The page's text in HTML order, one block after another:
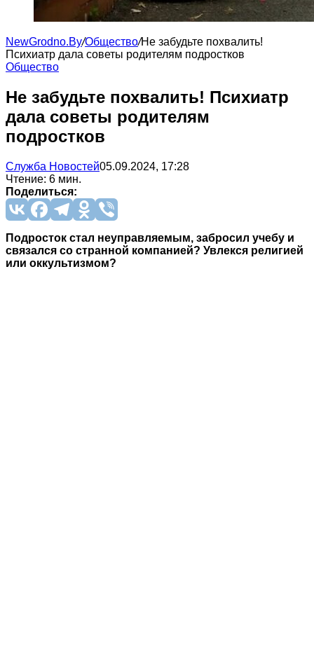
NewGrodno.By/Общество/Не забудьте похвалить!
Психиатр дала советы родителям подростков
Общество
Не забудьте похвалить! Психиатр
дала советы родителям
подростков
Служба Новостей05.09.2024, 17:28
Чтение: 6 мин.
Поделиться:
Подросток стал неуправляемым, забросил учебу и
связался со странной компанией? Увлекся религией
или оккультизмом?